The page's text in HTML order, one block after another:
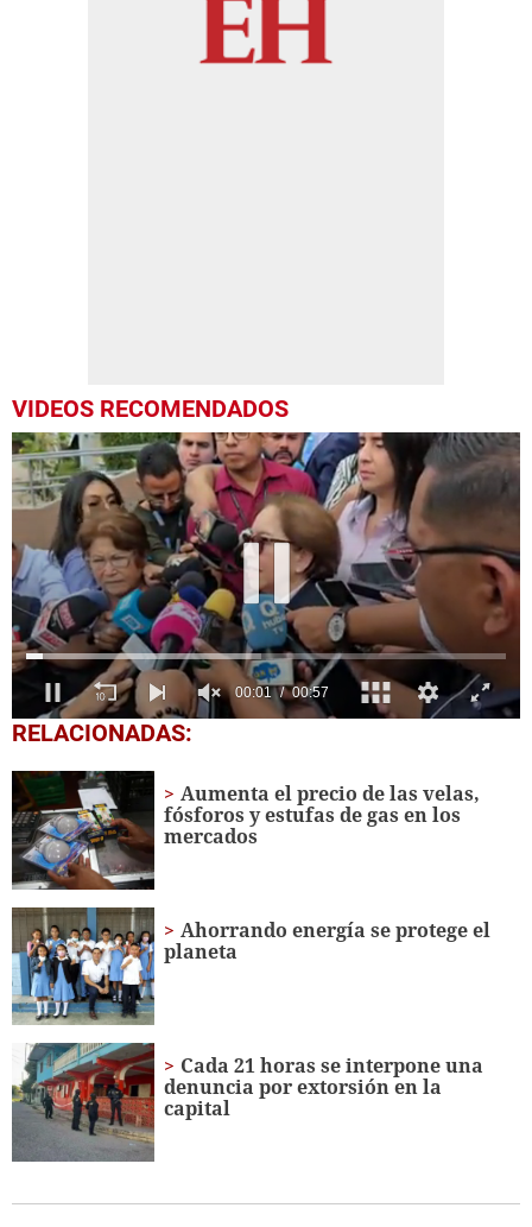
VIDEOS RECOMENDADOS
0
seconds
57
seconds
RELACIONADAS:
Aumenta el precio de las velas,
fósforos y estufas de gas en los
mercados
Ahorrando energía se protege el
planeta
Cada 21 horas se interpone una
denuncia por extorsión en la
capital